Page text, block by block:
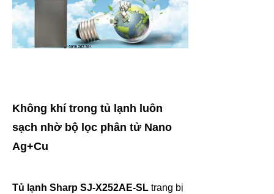
Không khí trong tủ lạnh luôn
sạch nhờ bộ lọc phân tử Nano
Ag+Cu
Tủ lạnh Sharp SJ-X252AE-SL trang bị